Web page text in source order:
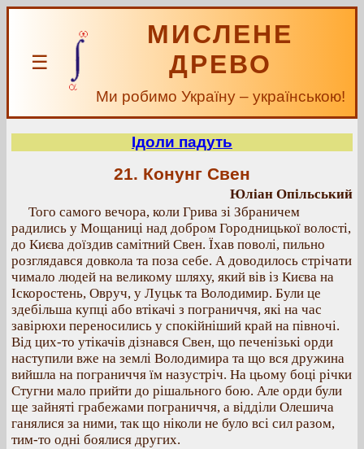
☰
МИСЛЕНЕ
ДРЕВО
Ми робимо Україну – українською!
Ідоли падуть
21. Конунг Свен
Юліан Опільський
Того самого вечора, коли Грива зі Збраничем
радились у Мощаниці над добром Городницької волості,
до Києва доїздив самітний Свен. Їхав поволі, пильно
розглядався довкола та поза себе. А доводилось стрічати
чимало людей на великому шляху, який вів із Києва на
Іскоростень, Овруч, у Луцьк та Володимир. Були це
здебільша купці або втікачі з пограниччя, які на час
завірюхи переносились у спокійніший край на півночі.
Від цих-то утікачів дізнався Свен, що печенізькі орди
наступили вже на землі Володимира та що вся дружина
вийшла на пограниччя їм назустріч. На цьому боці річки
Стугни мало прийти до рішального бою. Але орди були
ще зайняті грабежами пограниччя, а відділи Олешича
ганялися за ними, так що ніколи не було всі сил разом,
тим-то одні боялися других.